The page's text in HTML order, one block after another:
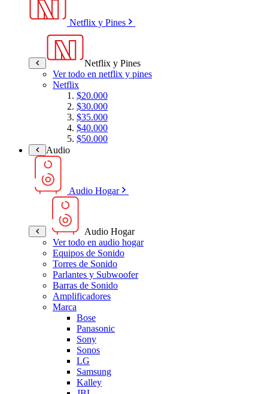
Netflix y Pines
Netflix y Pines
Ver todo en netflix y pines
Netflix
$20.000
$30.000
$35.000
$40.000
$50.000
Audio
Audio Hogar
Audio Hogar
Ver todo en audio hogar
Equipos de Sonido
Torres de Sonido
Parlantes y Subwoofer
Barras de Sonido
Amplificadores
Marca
Bose
Panasonic
Sony
Sonos
LG
Samsung
Kalley